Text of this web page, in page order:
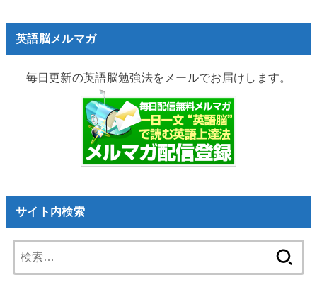
英語脳メルマガ
毎日更新の英語脳勉強法をメールでお届けします。
サイト内検索
索: